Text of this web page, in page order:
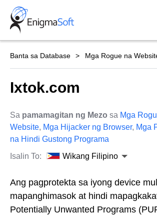
Skip
content
Banta sa Database Mga Rogue na
Ixtok.com
Sa pamamagitan ng Mezo sa Mga
Website, Mga Hijacker ng Browser, Mga
na Hindi Gustong Programa
Isalin To:
Wikang Filipino
Ang pagprotekta sa iyong device
mapanghimasok at hindi
Potentially Unwanted Programs